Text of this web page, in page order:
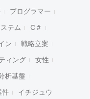
プログラマー
テム C＃
ン 戦略立案
ィング 女性
析基盤
件 イチジュウ